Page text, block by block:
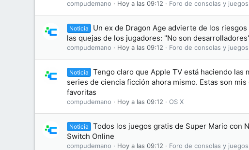
compudemano Hoy a las 09:12 Foro de consolas y juegos
Noticia
Un ex de Dragon Age advierte de los
las quejas de los jugadores: "No son
compudemano Hoy a las 09:12 Foro de consolas y juegos
Noticia
Tengo claro que Apple TV está haciendo las
series de ciencia ficción ahora mismo. Estas son mis
favoritas
compudemano Hoy a las 09:12 OS X
Noticia
Todos los juegos gratis de Super Mario con
Switch Online
compudemano Hoy a las 09:12 Foro de consolas y juegos